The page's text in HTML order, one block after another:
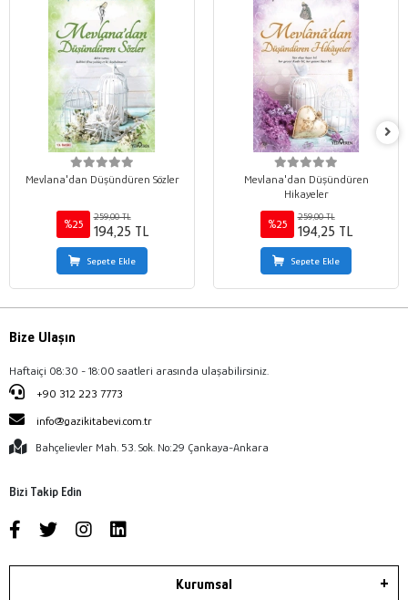
Mevlana'dan Düşündüren Sözler
%25
259,00 TL
194,25 TL
Sepete Ekle
Mevlana'dan Düşündüren
Hikayeler
%25
259,00 TL
194,25 TL
Sepete Ekle
Bize Ulaşın
Haftaiçi 08:30 - 18:00 saatleri arasında ulaşabilirsiniz.
+90 312 223 7773
info@gazikitabevi.com.tr
Bahçelievler Mah. 53. Sok. No:29 Çankaya-Ankara
Bizi Takip Edin
Kurumsal